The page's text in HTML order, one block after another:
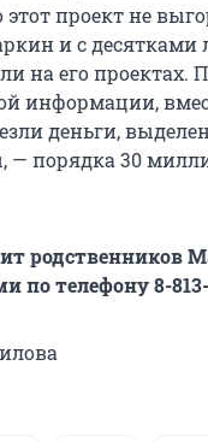
этот проект не
и с десятками
на его проектах.
информации,
деньги,
— порядка 30
родственников
по телефону 8-